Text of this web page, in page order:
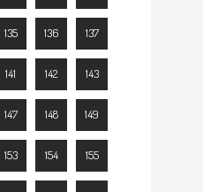
135 136 137
141 142 143
147 148 149
153 154 155